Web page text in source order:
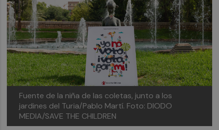
Fuente de la niña de las coletas, junto a los
jardines del Turia/Pablo Martí. Foto: DIODO
MEDIA/SAVE THE CHILDREN